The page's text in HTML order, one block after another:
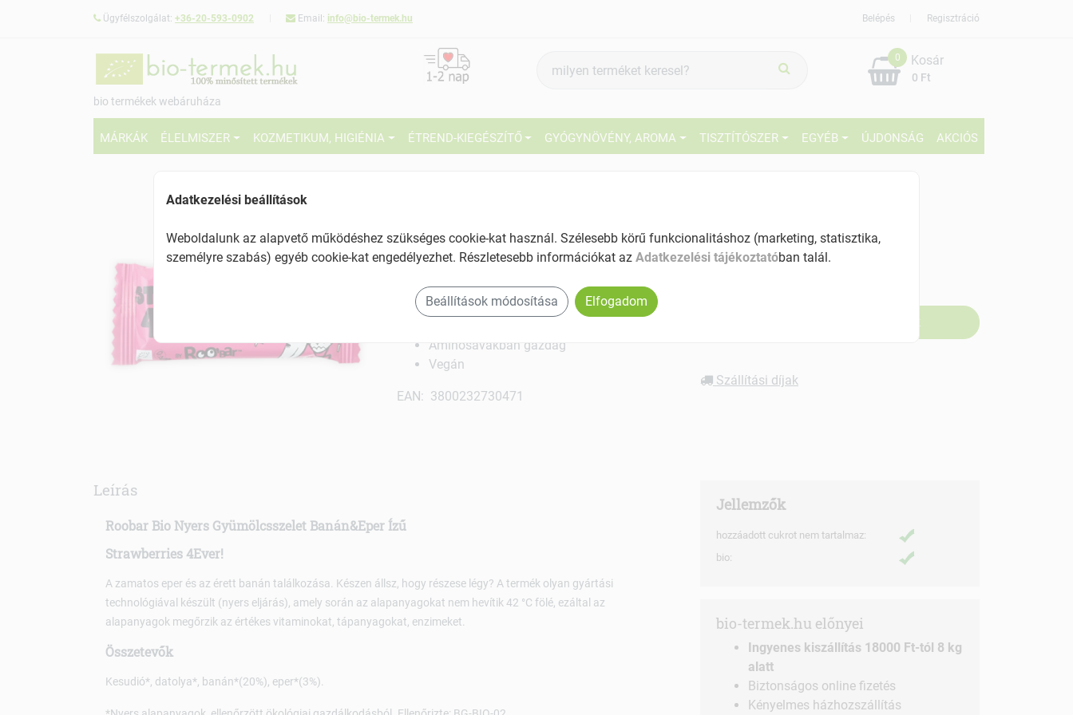
Ügyfélszolgálat: +36-20-593-0902 Email: info@bio-termek.hu Regisztráció
Belépés
bio termékek webáruháza
keresés
0
0 Ft
Kosár
MÁRKÁK ÉLELMISZER KOZMETIKUM, HIGIÉNIA ÉTREND-KIEGÉSZÍTŐ GYÓGYNÖVÉNY, AROMA TISZTÍTÓSZER EGYÉB ÚJDONSÁG AKCIÓS
1 db
Egészséges finomság
Tartalom: 1 db
Aminosavakban gazdag
Vegán
EAN: 3800232730471
Készletinformáció:
Szállítási díjak
Leírás
Roobar Bio Nyers Gyümölcsszelet Banán&Eper Ízű
Strawberries 4Ever!
A zamatos eper és az érett banán találkozása. Készen állsz, hogy részese légy? A termék olyan gyártási
technológiával készült (nyers eljárás), amely során az alapanyagokat nem hevítik 42 °C fölé, ezáltal az
alapanyagok megőrzik az értékes vitaminokat, tápanyagokat, enzimeket.
Összetevők
Kesudió*, datolya*, banán*(20%), eper*(3%).
Jellemzők
hozzáadott cukrot nem tartalmaz:
bio:
bio-termek.hu előnyei
Ingyenes kiszállítás 18000 Ft-tól 8 kg
alatt
Biztonságos online fizetés
Kényelmes házhozszállítás
Adatkezelési beállítások
Weboldalunk az alapvető működéshez szükséges cookie-kat használ. Szélesebb körű funkcionalitáshoz (marketing, statisztika,
személyre szabás) egyéb cookie-kat engedélyezhet. Részletesebb információkat az Adatkezelési tájékoztatóban talál.
Beállítások módosítása Elfogadom